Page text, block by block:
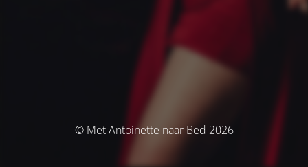
© Met Antoinette naar Bed 2026